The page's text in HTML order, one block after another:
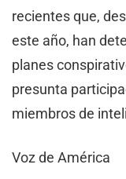
recientes que,
este año, han
planes
presunta
miembros de
Voz de América